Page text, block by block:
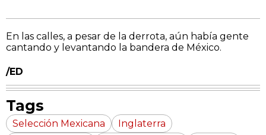
En las calles, a pesar de la derrota, aún había gente
cantando y levantando la bandera de México.
/ED
Tags
Selección Mexicana
Inglaterra